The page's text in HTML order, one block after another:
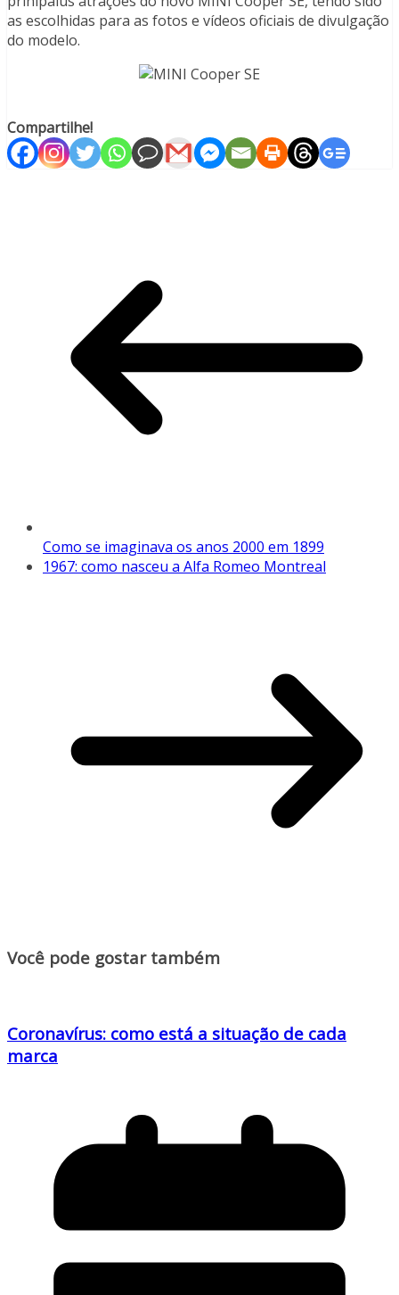
as escolhidas para as fotos e vídeos oficiais de divulgação
do modelo.
Compartilhe!
Como se imaginava os anos 2000 em 1899
1967: como nasceu a Alfa Romeo Montreal
Você pode gostar também
Coronavírus: como está a situação de cada
marca